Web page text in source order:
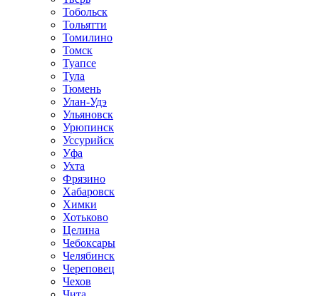
Тобольск
Тольятти
Томилино
Томск
Туапсе
Тула
Тюмень
Улан-Удэ
Ульяновск
Урюпинск
Уссурийск
Уфа
Ухта
Фрязино
Хабаровск
Химки
Хотьково
Целина
Чебоксары
Челябинск
Череповец
Чехов